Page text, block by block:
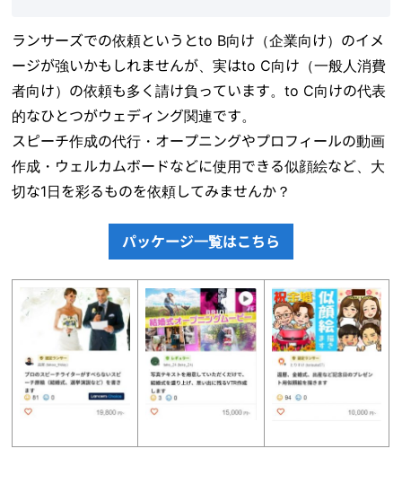
ランサーズでの依頼というとto B向け（企業向け）のイメ
ージが強いかもしれませんが、実はto C向け（一般人消費
者向け）の依頼も多く請け負っています。to C向けの代表
的なひとつがウェディング関連です。
スピーチ作成の代行・オープニングやプロフィールの動画
作成・ウェルカムボードなどに使用できる似顔絵など、大
切な1日を彩るものを依頼してみませんか？
パッケージ一覧はこちら